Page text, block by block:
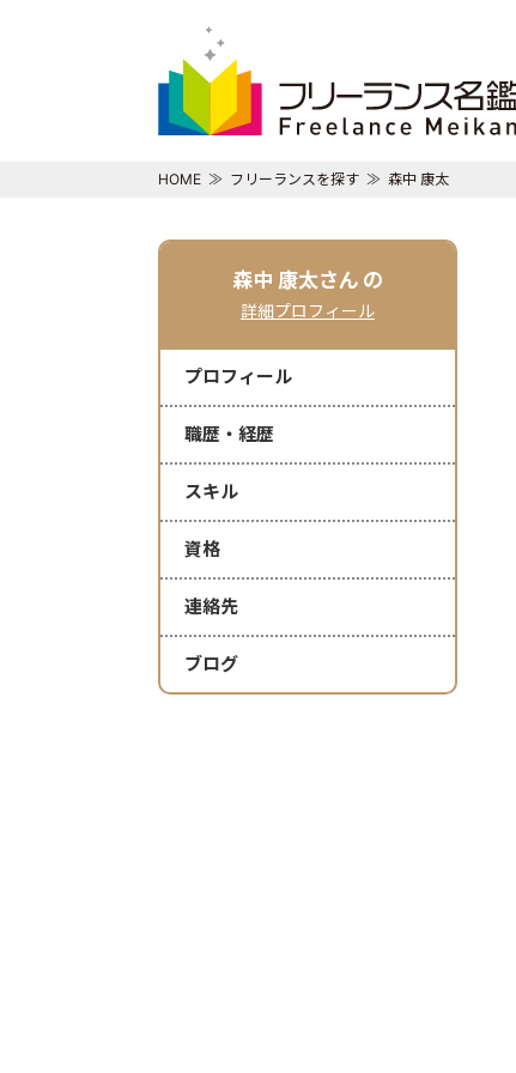
HOME フリーランスを探す 森中 康太
森中 康太さん の
詳細プロフィール
プロフィール
職歴・経歴
スキル
資格
連絡先
ブログ